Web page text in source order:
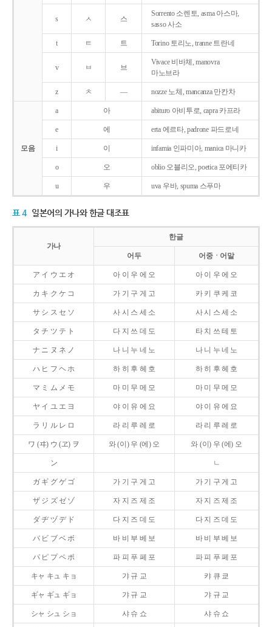
s ㅅ 스
Sorrento 소렌토, asma 아스마,
sasso 사소
t ㅌ 트 Torino 토리노, tranne 트란네
v ㅂ 브
Vivace 비바체, manovra
마노브라
z ㅊ ― nozze 노체, mancanza 만칸차
모음
a 아 abituro 아비투로, capra 카프라
e 에 erta 에르타, padrone 파드로네
i 이 infamia 인파미아, manica 마니카
o 오 oblio 오블리오, poetica 포에티카
u 우 uva 우바, spuma 스푸마
표 4 일본어의 가나와 한글 대조표
가나
한글
어두 어중ㆍ어말
ア イ ウ エ オ 아 이 우 에 오 아 이 우 에 오
カ キ ク ケ コ 가 기 구 게 고 카 키 쿠 케 코
サ シ ス セ ソ 사 시 스 세 소 사 시 스 세 소
タ チ ツ テ ト 다 지 쓰 데 도 타 치 쓰 테 토
ナ ニ ヌ ネ ノ 나 니 누 네 노 나 니 누 네 노
ハ ヒ フ ヘ ホ 하 히 후 헤 호 하 히 후 헤 호
マ ミ ム メ モ 마 미 무 메 모 마 미 무 메 모
ヤ イ ユ エ ヨ 야 이 유 에 요 야 이 유 에 요
ラ リ ル レ ロ 라 리 루 레 로 라 리 루 레 로
ワ (ヰ) ウ (ヱ) ヲ 와 (이) 우 (에) 오 와 (이) 우 (에) 오
ン ㄴ
ガ ギ グ ゲ ゴ 가 기 구 게 고 가 기 구 게 고
ザ ジ ズ ゼ ゾ 자 지 즈 제 조 자 지 즈 제 조
ダ ヂ ヅ デ ド 다 지 즈 데 도 다 지 즈 데 도
バ ビ ブ ベ ボ 바 비 부 베 보 바 비 부 베 보
パ ピ プ ペ ポ 파 피 푸 페 포 파 피 푸 페 포
キャ キュ キョ 갸 규 교 캬 큐 쿄
ギャ ギュ ギョ 갸 규 교 갸 규 교
シャ シュ ショ 샤 슈 쇼 샤 슈 쇼